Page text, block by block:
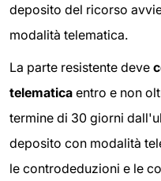
deposito del ricorso
modalità telematica.
La parte resistente deve
telematica entro e non
termine di 30 giorni
deposito con modalità
le controdeduzioni e le